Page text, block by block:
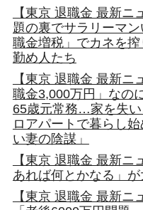
【東京 退職金 最新ニ
題の裏でサラリーマ
職金増税」でカネを
勤め人たち
【東京 退職金 最新ニ
職金3,000万円」なの
65歳元常務…家を失
ロアパートで暮らし
い妻の陰謀」
【東京 退職金 最新
あれば何とかなる」
【東京 退職金 最新